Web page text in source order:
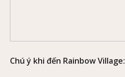
Chú ý khi đến Rainbow Village: